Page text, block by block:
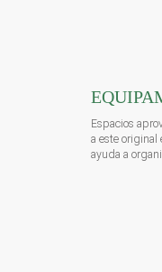
Espacios
a este original
ayuda a